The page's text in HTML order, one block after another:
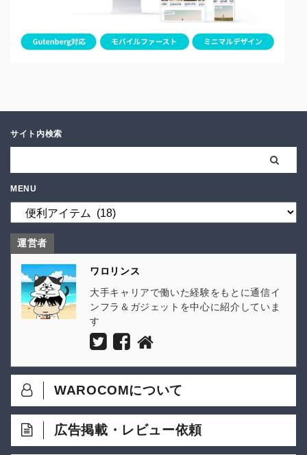
サイト内検索
MENU
運営者
ワロリンス
大手キャリアで働いた経験をもとに通信イ
ンフラ＆ガジェットを中心に紹介していま
す
WAROCOMについて
広告掲載・レビュー依頼